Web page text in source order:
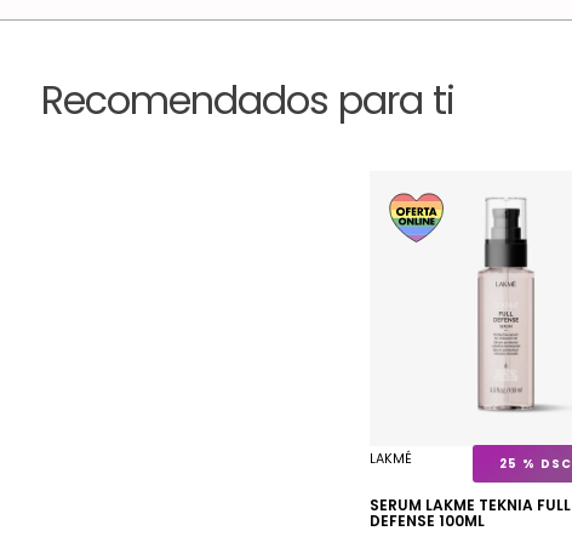
Recomendados para ti
LAKMÉ
SERUM LAKME TEKNIA FULL
DEFENSE 100ML
25 %